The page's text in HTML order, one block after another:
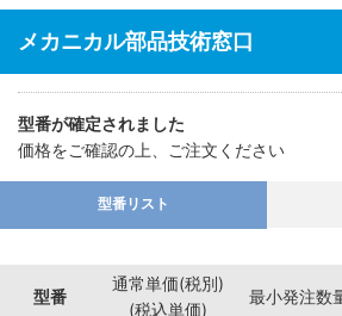
メカニカル部品技術窓口
型番が確定されました
価格をご確認の上、ご注文ください
型番リスト
型番
通常単価(税別)
(税込単価)
最小発注数